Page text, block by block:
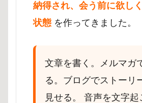
納得され、会う前に欲し
状態 を作ってきました。
文章を書く。メルマガ
る。ブログでストーリ
見せる。 音声を文字起